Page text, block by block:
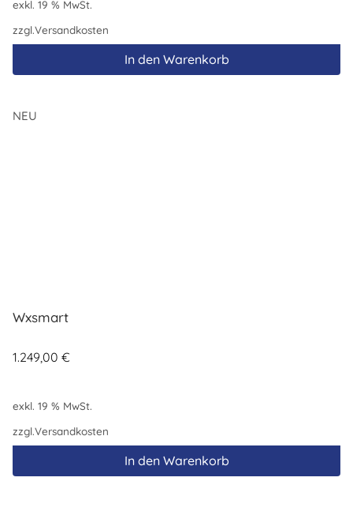
exkl. 19 % MwSt.
zzgl.Versandkosten
In den Warenkorb
NEU
Wxsmart
1.249,00 €
exkl. 19 % MwSt.
zzgl.Versandkosten
In den Warenkorb